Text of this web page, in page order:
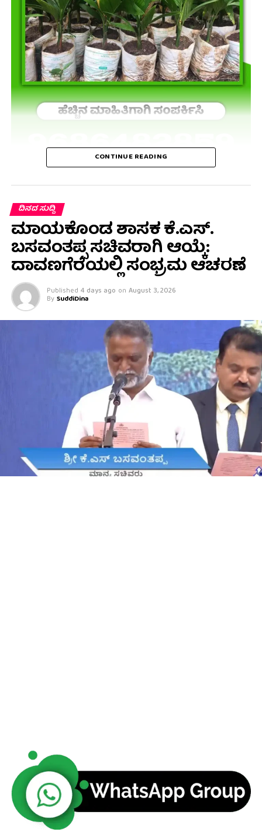
CONTINUE READING
ದಿನದ ಸುದ್ದಿ
ಮಾಯಕೊಂಡ ಶಾಸಕ ಕೆ.ಎಸ್.
ಬಸವಂತಪ್ಪ ಸಚಿವರಾಗಿ ಆಯ್ಕೆ:
ದಾವಣಗೆರೆಯಲ್ಲಿ ಸಂಭ್ರಮ ಆಚರಣೆ
Published 4 days ago on August 3, 2026
By SuddiDina